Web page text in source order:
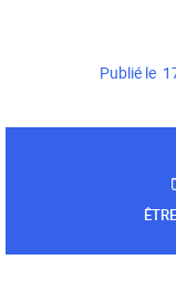
Publié le